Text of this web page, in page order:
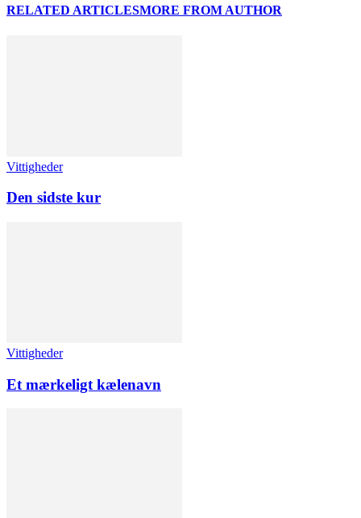
RELATED ARTICLESMORE FROM AUTHOR
Vittigheder
Den sidste kur
Vittigheder
Et mærkeligt kælenavn